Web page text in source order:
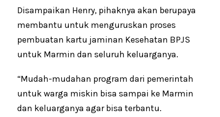
Disampaikan Henry, pihaknya akan berupaya
membantu untuk menguruskan proses
pembuatan kartu jaminan Kesehatan BPJS
untuk Marmin dan seluruh keluarganya.
“Mudah-mudahan program dari pemerintah
untuk warga miskin bisa sampai ke Marmin
dan keluarganya agar bisa terbantu.